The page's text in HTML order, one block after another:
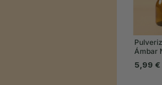
Ámbar
250 ml
5,99 €